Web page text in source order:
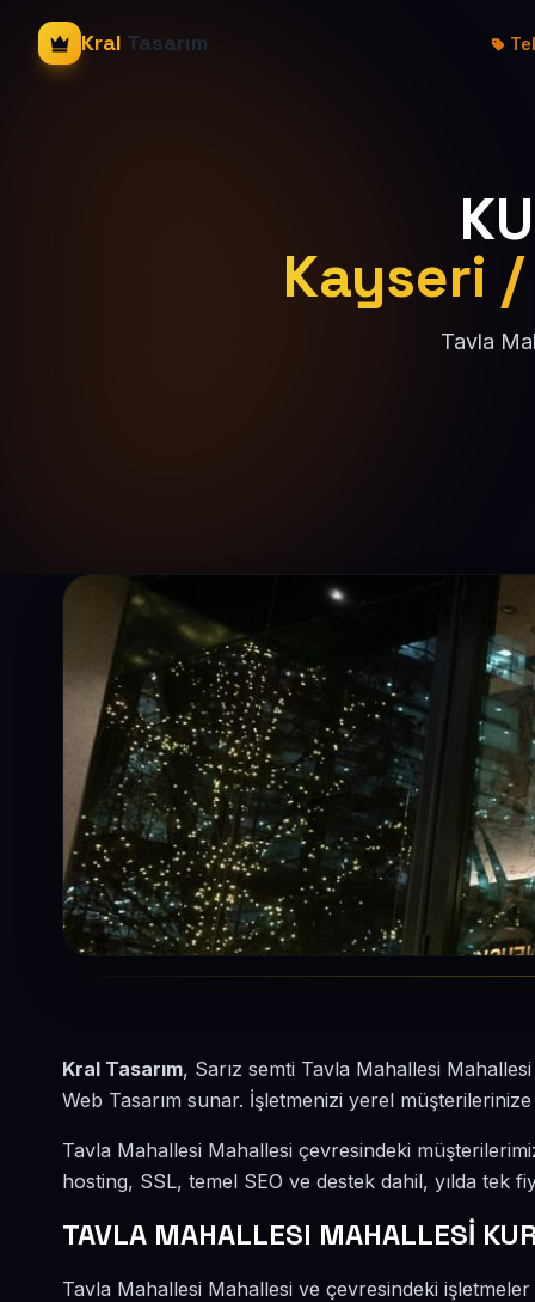
Kral Tasarım
Kayseri /
Tavla
Kral Tasarım, Sarız semti Tavla Mahallesi
Web Tasarım sunar. İşletmenizi yerel
Tavla Mahallesi Mahallesi çevresindeki
hosting, SSL, temel SEO ve destek dahil, yılda tek
TAVLA MAHALLESI MAHALLESİ
Tavla Mahallesi Mahallesi ve çevresindeki